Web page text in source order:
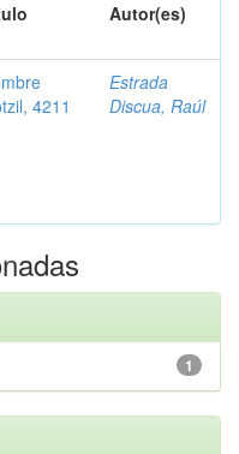
Autor(es)
4211
Estrada
Discua, Raúl
1